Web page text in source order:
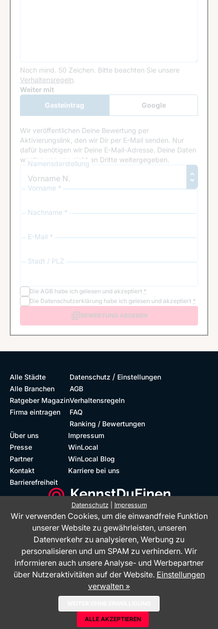
Noch mind. 50 Zeichen. Bitte beachten Sie unsere
Verhaltensregeln.
Google Recaptcha
Weiter mit
Gasteintrag
Google
Anmeldung
Wir veröffentlichen Deine Bewertung per
Aktivierungslink, den wir Dir per E-Mail senden. Nur
dafür benötigen wir Deine E-Mail-Adresse. Deine Daten
werden von uns nicht an Dritte weitergegeben.
Namensdarstellung
Vorname *
Nachname *
E-Mail *
Stadt / PLZ
Die AGB habe ich gelesen und akzeptiert *
Die Datenschutzerklärung habe ich gelesen und akzeptiert *
BEWERTUNG ABGEBEN
Alle Städte
Alle Branchen
Ratgeber Magazin
Firma eintragen
Datenschutz / Einstellungen
AGB
Verhaltensregeln
FAQ
Ranking / Bewertungen
Über uns
Presse
Partner
Kontakt
Barrierefreiheit
Impressum
WinLocal
WinLocal Blog
Karriere bei uns
GmbH - © 2026
Datenschutz| Impressum
Wir verwenden Cookies, um die einwandfreie Funktion
unserer Website zu gewährleisten, unseren
Datenverkehr zu analysieren, Werbung zu
personalisieren und um SPAM zu verhindern. Wir
informieren auch unsere Analyse- und Werbepartner
über Nutzeraktivitäten auf der Website. Einstellungen
verwalten »
ALLE AKZEPTIEREN